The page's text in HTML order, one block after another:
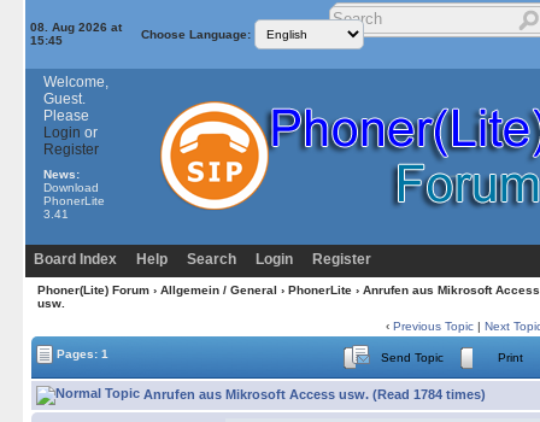
08. Aug 2026 at
15:45
Choose Language:
Welcome,
Guest.
Please
Login or
Register
News:
Download
PhonerLite
3.41
Board Index Help Search Login Register
Phoner(Lite) Forum› Allgemein / General › PhonerLite› Anrufen aus Mikrosoft Access
usw.
‹ Previous Topic | Next
Pages: 1 Send Topic Print
Anrufen aus Mikrosoft Access usw. (Read 1784 times)